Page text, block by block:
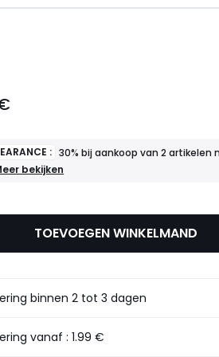
: 30% bij aankoop van 2 artikelen
aankoop
naar
ervan
bekijken
TOEVOEGEN WINKELMAND
binnen 2 tot 3 dagen
vanaf :1.99 €